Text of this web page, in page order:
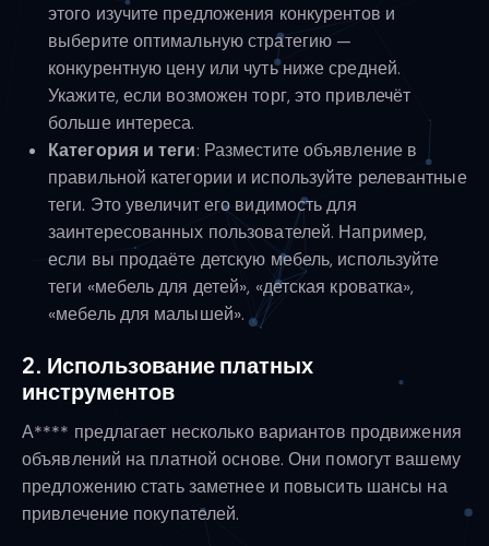
этого изучите предложения конкурентов и
выберите оптимальную стратегию —
конкурентную цену или чуть ниже средней.
Укажите, если возможен торг, это привлечёт
больше интереса.
Категория и теги: Разместите объявление в
правильной категории и используйте релевантные
теги. Это увеличит его видимость для
заинтересованных пользователей. Например,
если вы продаёте детскую мебель, используйте
теги «мебель для детей», «детская кроватка»,
«мебель для малышей».
2. Использование платных
инструментов
А**** предлагает несколько вариантов продвижения
объявлений на платной основе. Они помогут вашему
предложению стать заметнее и повысить шансы на
привлечение покупателей.